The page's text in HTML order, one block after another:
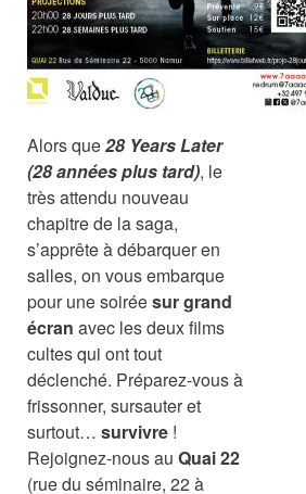
Alors que28 Years Later
(28 années plus tard), le
très attendu nouveau
chapitre de la saga,
s’apprête à débarquer en
salles, on vous embarque
pour une soiréesur grand
écran avec les deux films
cultes qui ont tout
déclenché. Préparez-vous à
frissonner, sursauter et
surtout… survivre !
Rejoignez-nous au Quai 22
(rue du séminaire, 22 à